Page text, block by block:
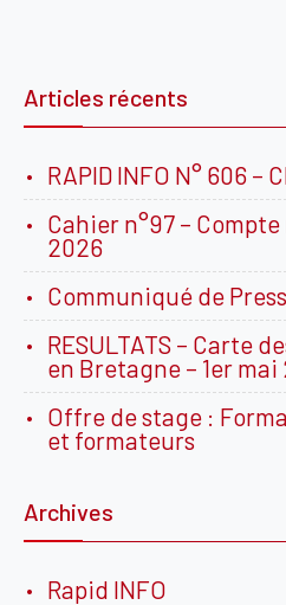
Articles récents
RAPID INFO N° 606 –
Cahier n°97 –
2026
Communiqué de
RESULTATS – Carte
en Bretagne – 1er mai
Offre de stage :
et formateurs
Archives
Rapid INFO